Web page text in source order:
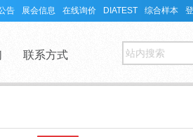
告 展会信息 在线询价 DIATEST 综合样本
联系方式 站内搜索